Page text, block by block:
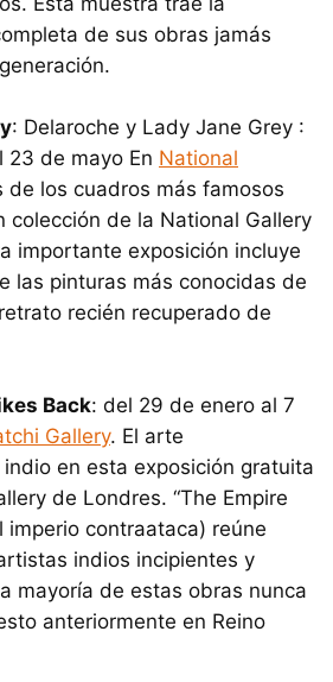
de sus obras jamás
: Delaroche y Lady Jane Grey :
de mayo En National
de los cuadros más famosos
colección de la National Gallery
importante exposición incluye
las pinturas más conocidas de
recién recuperado de
Back: del 29 de enero al 7
Gallery. El arte
en esta exposición gratuita
de Londres. “The Empire
imperio contraataca) reúne
indios incipientes y
mayoría de estas obras nunca
anteriormente en Reino